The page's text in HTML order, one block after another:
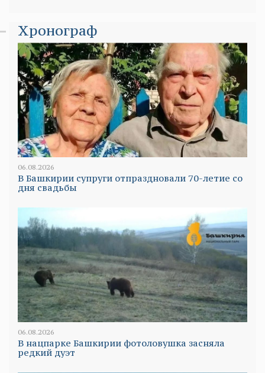
Хронограф
06.08.2026
В Башкирии супруги отпраздновали 70-летие со
дня свадьбы
06.08.2026
В нацпарке Башкирии фотоловушка засняла
редкий дуэт